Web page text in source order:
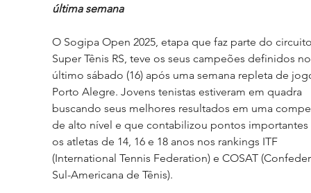
última semana
O Sogipa Open 2025, etapa que faz parte do
Super Tênis RS, teve os seus campeões definidos
último sábado (16) após uma semana repleta de
Porto Alegre. Jovens tenistas estiveram em quadra
buscando seus melhores resultados em uma
de alto nível e que contabilizou pontos
os atletas de 14, 16 e 18 anos nos rankings ITF
(International Tennis Federation) e COSAT
Sul-Americana de Tênis).